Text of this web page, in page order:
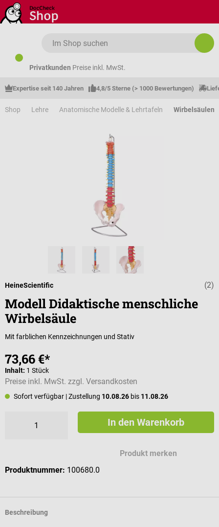
Zum Hauptinhalt springen
Privatkunden Preise inkl. MwSt.
Expertise seit 140 Jahren 4,8/5 Sterne (> 1000 Bewertungen)
Shop Lehre Anatomische Modelle & Lehrtafeln Wirbelsäulen
(2)
HeineScientific
Modell Didaktische menschliche
Wirbelsäule
Mit farblichen Kennzeichnungen und Stativ
73,66 €*
Inhalt: 1 Stück
Preise inkl. MwSt. zzgl. Versandkosten
Sofort verfügbar | Zustellung 10.08.26 bis 11.08.26
In den Warenkorb
Produkt merken
Produktnummer: 100680.0
Beschreibung